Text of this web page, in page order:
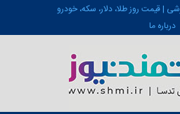
| قیمت روز طلا، دلار، سکه، خودرو
درباره ما